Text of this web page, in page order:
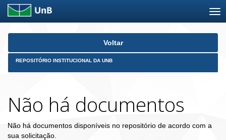
Skip
Voltar
REPOSITÓRIO INSTITUCIONAL DA UNB
Não há documentos
Não há documentos disponíveis no repositório de acordo com a
sua solicitação.